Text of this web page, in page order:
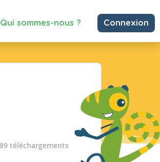
Qui sommes-nous ? Connexion
téléchargements